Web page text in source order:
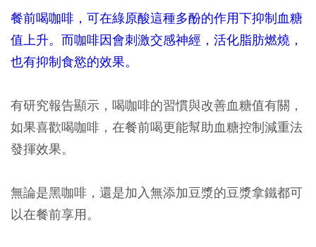
餐前喝咖啡，可在綠原酸這種多酚的作用下抑制血糖
值上升。而咖啡因會刺激交感神經，活化脂肪燃燒，
也有抑制食慾的效果。
有研究報告顯示，喝咖啡的習慣與改善血糖值有關，
如果喜歡喝咖啡，在餐前喝更能幫助血糖控制減重法
發揮效果。
無論是黑咖啡，還是加入無添加豆漿的豆漿拿鐵都可
以在餐前享用。